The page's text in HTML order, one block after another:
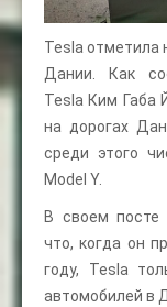
Tesla отметила
Дании. Как
Tesla Ким Габа
на дорогах
среди этого
Model Y.
В своем посте
что, когда он
году, Tesla
автомобилей в